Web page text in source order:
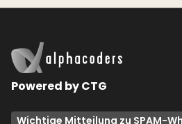
Powered by CTG
Wichtige Mitteilung zu SPAM-